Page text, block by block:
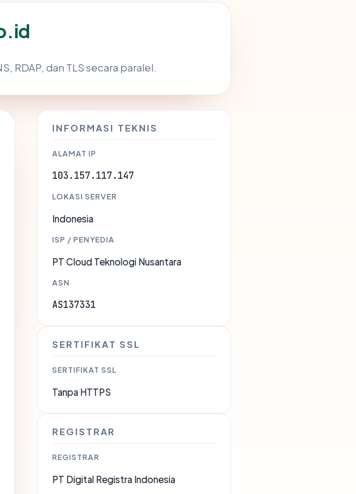
RDAP, dan TLS secara paralel.
INFORMASI TEKNIS
ALAMAT IP
103.157.117.147
LOKASI SERVER
Indonesia
ISP / PENYEDIA
PT Cloud Teknologi Nusantara
ASN
AS137331
SERTIFIKAT SSL
SERTIFIKAT SSL
Tanpa HTTPS
REGISTRAR
REGISTRAR
PT Digital Registra Indonesia